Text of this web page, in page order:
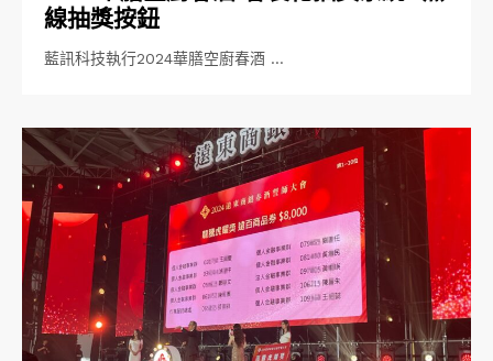
線抽獎按鈕
藍訊科技執行2024華膳空廚春酒 …